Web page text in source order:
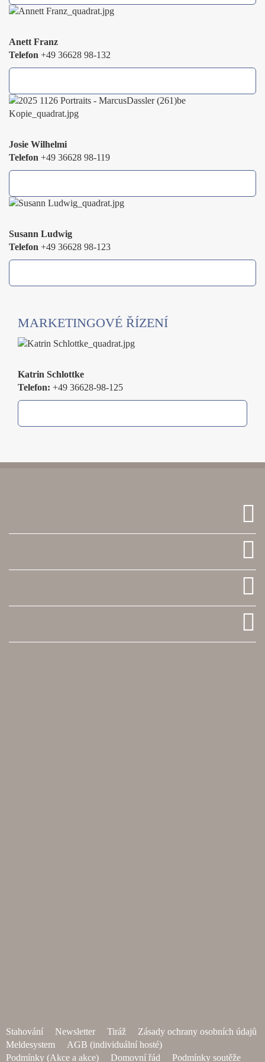
Anett Franz
Telefon +49 36628 98-132
Josie Wilhelmi
Telefon +49 36628 98-119
Susann Ludwig
Telefon +49 36628 98-123
MARKETINGOVÉ ŘÍZENÍ
Katrin Schlottke
Telefon: +49 36628-98-125
Stahování Newsletter Tiráž
Zásady ochrany osobních údajů
Meldesystem
AGB (individuální hosté)
Podmínky (Akce a akce)
Domovní řád Podmínky soutěže